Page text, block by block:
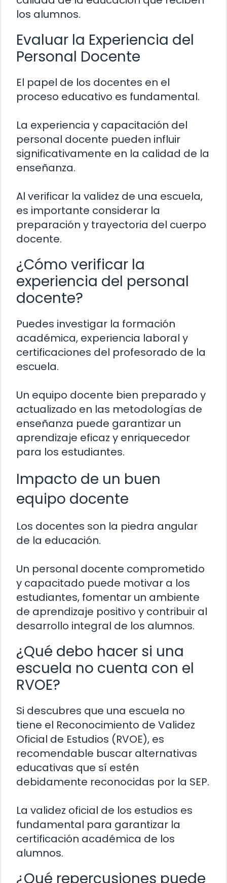
los alumnos.
Evaluar la Experiencia del
Personal Docente
El papel de los docentes en el
proceso educativo es fundamental.
La experiencia y capacitación del
personal docente pueden influir
significativamente en la calidad de la
enseñanza.
Al verificar la validez de una escuela,
es importante considerar la
preparación y trayectoria del cuerpo
docente.
¿Cómo verificar la
experiencia del personal
docente?
Puedes investigar la formación
académica, experiencia laboral y
certificaciones del profesorado de la
escuela.
Un equipo docente bien preparado y
actualizado en las metodologías de
enseñanza puede garantizar un
aprendizaje eficaz y enriquecedor
para los estudiantes.
Impacto de un buen
equipo docente
Los docentes son la piedra angular
de la educación.
Un personal docente comprometido
y capacitado puede motivar a los
estudiantes, fomentar un ambiente
de aprendizaje positivo y contribuir al
desarrollo integral de los alumnos.
¿Qué debo hacer si una
escuela no cuenta con el
RVOE?
Si descubres que una escuela no
tiene el Reconocimiento de Validez
Oficial de Estudios (RVOE), es
recomendable buscar alternativas
educativas que sí estén
debidamente reconocidas por la SEP.
La validez oficial de los estudios es
fundamental para garantizar la
certificación académica de los
alumnos.
¿Qué repercusiones puede